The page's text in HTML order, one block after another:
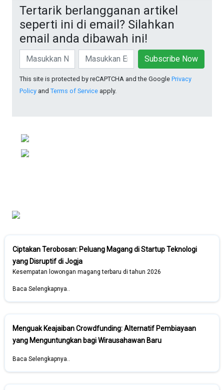
Tertarik berlangganan artikel
seperti ini di email? Silahkan
email anda dibawah ini!
Subscribe Now
This site is protected by reCAPTCHA and the Google Privacy
Policy and Terms of Service apply.
Ciptakan Terobosan: Peluang Magang di Startup Teknologi
yang Disruptif di Jogja
Kesempatan lowongan magang terbaru di tahun 2026
Baca Selengkapnya..
Menguak Keajaiban Crowdfunding: Alternatif Pembiayaan
yang Menguntungkan bagi Wirausahawan Baru
Baca Selengkapnya..